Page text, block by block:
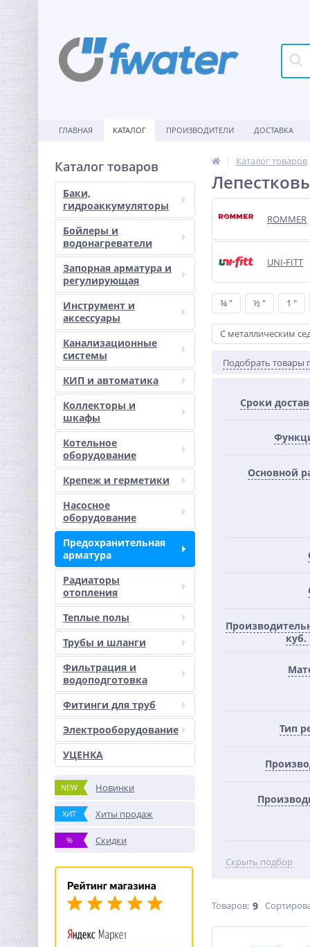
ГЛАВНАЯ КАТАЛОГ ПРОИЗВОДИТЕЛИ ДОСТАВКА
Каталог товаров
Баки,
гидроаккумуляторы
Бойлеры и
водонагреватели
Запорная арматура и
регулирующая
Инструмент и
аксессуары
Канализационные
системы
КИП и автоматика
Коллекторы и
шкафы
Котельное
оборудование
Крепеж и герметики
Насосное
оборудование
Предохранительная
арматура
Радиаторы
отопления
Теплые полы
Трубы и шланги
Фильтрация и
водоподготовка
Фитинги для труб
Электрооборудование
УЦЕНКА
NEW Новинки
ХИТ Хиты продаж
% Скидки
Каталог товаров
ROMMER
UNI-FITT
¾ " ½ " 1 "
С металлическим
Подобрать товары
Сроки
Основной
Тип
Скрыть подбор
Товаров: 9